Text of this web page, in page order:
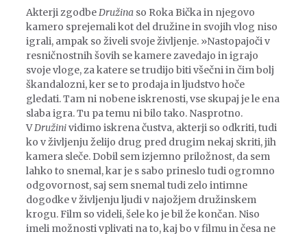
Akterji zgodbeDružinaso Roka Bička in njegovo
kamero sprejemali kot del družine in svojih vlog niso
igrali, ampak so živeli svoje življenje. »Nastopajoči v
resničnostnih šovih se kamere zavedajo in igrajo
svoje vloge, za katere se trudijo biti všečni in čim bolj
škandalozni, ker se to prodaja in ljudstvo hoče
gledati. Tam ni nobene iskrenosti, vse skupaj je le ena
slaba igra. Tu pa temu ni bilo tako. Nasprotno.
VDružinividimo iskrena čustva, akterji so odkriti, tudi
ko v življenju želijo drug pred drugim nekaj skriti, jih
kamera sleče. Dobil sem izjemno priložnost, da sem
lahko to snemal, kar je s sabo prineslo tudi ogromno
odgovornost, saj sem snemal tudi zelo intimne
dogodke v življenju ljudi v najožjem družinskem
krogu. Film so videli, šele ko je bil že končan. Niso
imeli možnosti vplivati na to, kaj bo v filmu in česa ne